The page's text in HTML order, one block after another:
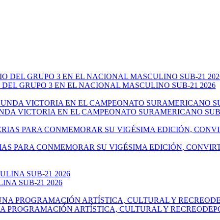
GRUPO 3 EN EL NACIONAL MASCULINO SUB-21 2026
VICTORIA EN EL CAMPEONATO SURAMERICANO
PARA CONMEMORAR SU VIGÉSIMA EDICIÓN,
SUB-21 2026
PROGRAMACIÓN ARTÍSTICA, CULTURAL Y